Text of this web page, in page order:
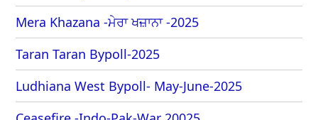
Mera Khazana -ਮੇਰਾ ਖਜ਼ਾਨਾ -2025
Taran Taran Bypoll-2025
Ludhiana West Bypoll- May-June-2025